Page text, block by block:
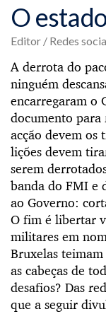
O
Editor / Redes
A derrota do
ninguém
encarregaram o
documento para
acção devem os
lições devem
serem
banda do FMI e
ao Governo:
O fim é libertar
militares em
Bruxelas
as cabeças de
desafios? Das
que a seguir